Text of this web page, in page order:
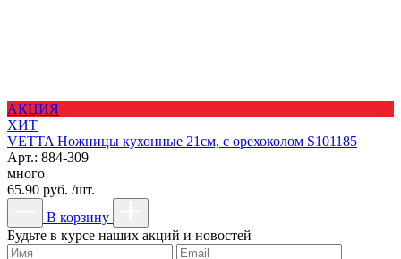
АКЦИЯ
ХИТ
VETTA Ножницы кухонные 21см, с орехоколом S101185
Арт.: 884-309
много
65.90 руб. /шт.
В корзину
Будьте в курсе наших акций и новостей